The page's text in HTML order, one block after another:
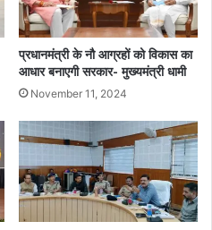
प्रधानमंत्री के नौ आग्रहों को विकास का
आधार बनाएगी सरकार- मुख्यमंत्री धामी
November 11, 2024